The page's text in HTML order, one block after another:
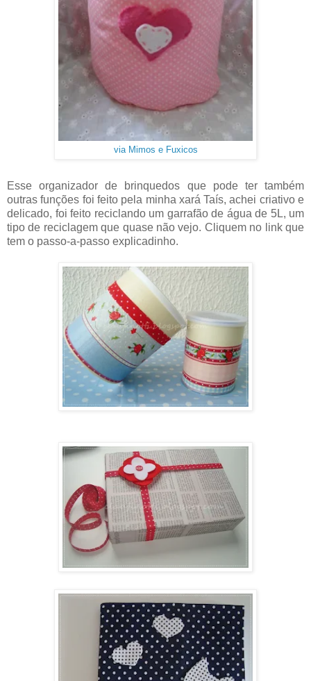
via Mimos e Fuxicos
Esse organizador de brinquedos que pode ter também
outras funções foi feito pela minha xará Taís, achei criativo e
delicado, foi feito reciclando um garrafão de água de 5L, um
tipo de reciclagem que quase não vejo. Cliquem no link que
tem o passo-a-passo explicadinho.